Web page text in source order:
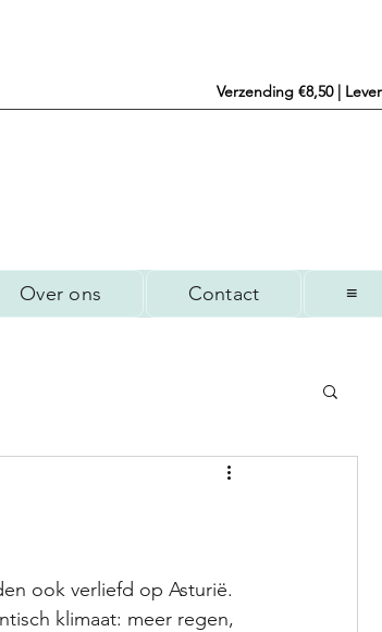
Verzending €8,50 |
Over ons Contact ≡
ook verliefd op Asturië.
klimaat: meer regen,